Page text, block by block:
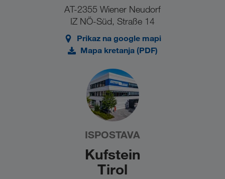
AT-2355 Wiener Neudorf
IZ NÖ-Süd, Straße 14
Prikaz na google mapi
Mapa kretanja (PDF)
ISPOSTAVA
Kufstein
Tirol